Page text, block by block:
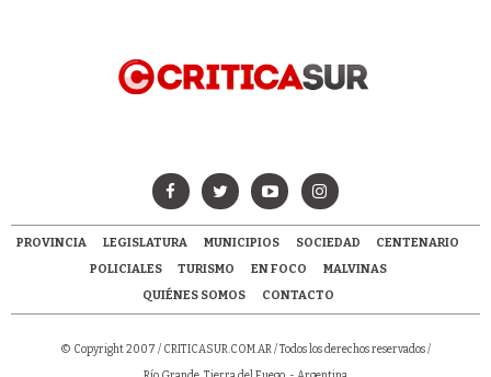
PROVINCIA LEGISLATURA MUNICIPIOS SOCIEDAD
CENTENARIO
POLICIALES
TURISMO EN FOCO
MALVINAS
QUIÉNES SOMOS
CONTACTO
© Copyright 2007 / CRITICASUR.COM.AR/ Todos los derechos reservados /